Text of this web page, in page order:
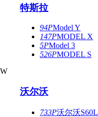
特斯拉
94PModel Y
147PMODEL X
5PModel 3
526PMODEL S
W
沃尔沃
733P沃尔沃S60L